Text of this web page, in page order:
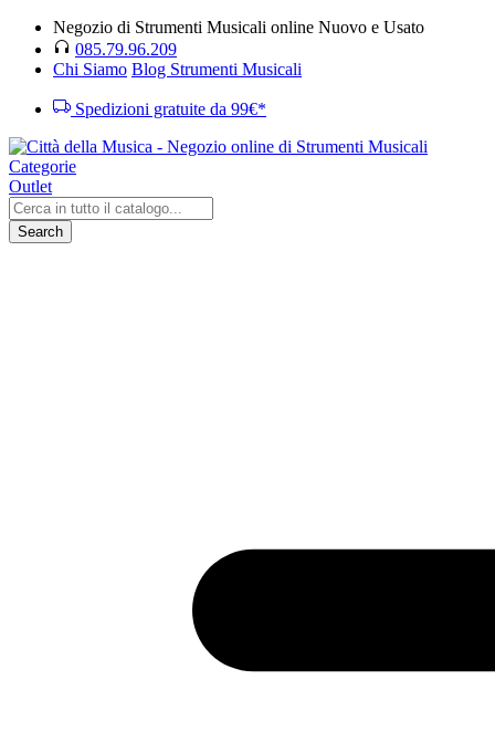
Negozio di Strumenti Musicali online Nuovo e Usato
085.79.96.209
Chi Siamo Blog Strumenti Musicali
Spedizioni gratuite da 99€*
Categorie
Outlet
Search